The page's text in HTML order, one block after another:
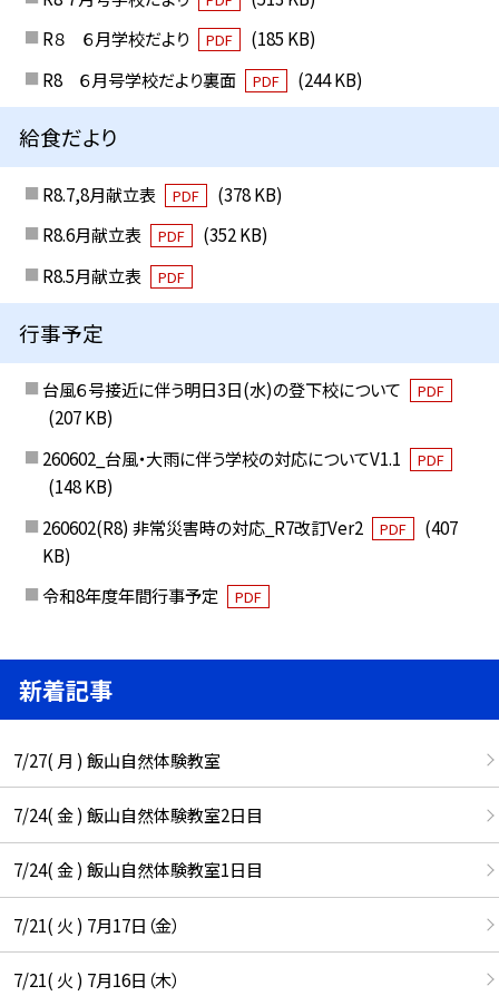
R８ ６月学校だより
PDF
(185 KB)
R8 ６月号学校だより裏面
PDF (244 KB)
給食だより
R8.7,8月献立表 PDF
(378 KB)
R8.6月献立表
PDF
(352 KB)
R8.5月献立表
PDF
行事予定
台風６号接近に伴う明日3日(水)の登下校について PDF
(207 KB)
260602_台風・大雨に伴う学校の対応についてV1.1
PDF
(148 KB)
260602(R8) 非常災害時の対応_R7改訂Ver2
PDF
(407
KB)
令和8年度年間行事予定
PDF
新着記事
7/27( 月 ) 飯山自然体験教室
7/24( 金 ) 飯山自然体験教室2日目
7/24( 金 ) 飯山自然体験教室1日目
7/21( 火 ) 7月17日（金）
7/21( 火 ) 7月16日（木）